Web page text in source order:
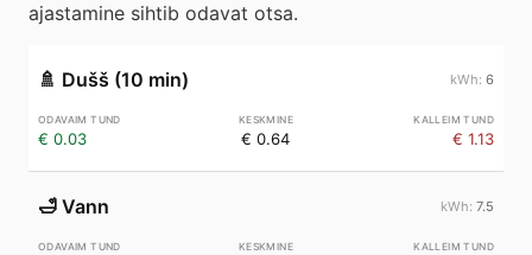
ajastamine sihtib odavat otsa.
🚿 Dušš (10 min) 6
€ 0.03 € 0.64 € 1.13
🛁 Vann 7.5